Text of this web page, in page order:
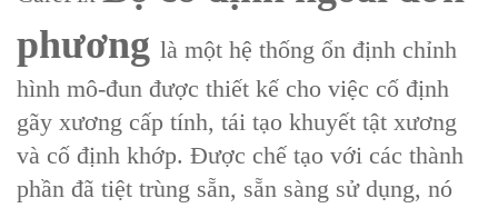
phương là một hệ thống ổn định chỉnh
hình mô-đun được thiết kế cho việc cố định
gãy xương cấp tính, tái tạo khuyết tật xương
và cố định khớp. Được chế tạo với các thành
phần đã tiệt trùng sẵn, sẵn sàng sử dụng, nó